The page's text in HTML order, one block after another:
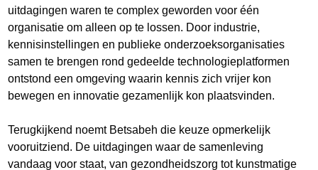
uitdagingen waren te complex geworden voor één
organisatie om alleen op te lossen. Door industrie,
kennisinstellingen en publieke onderzoeksorganisaties
samen te brengen rond gedeelde technologieplatformen
ontstond een omgeving waarin kennis zich vrijer kon
bewegen en innovatie gezamenlijk kon plaatsvinden.
Terugkijkend noemt Betsabeh die keuze opmerkelijk
vooruitziend. De uitdagingen waar de samenleving
vandaag voor staat, van gezondheidszorg tot kunstmatige